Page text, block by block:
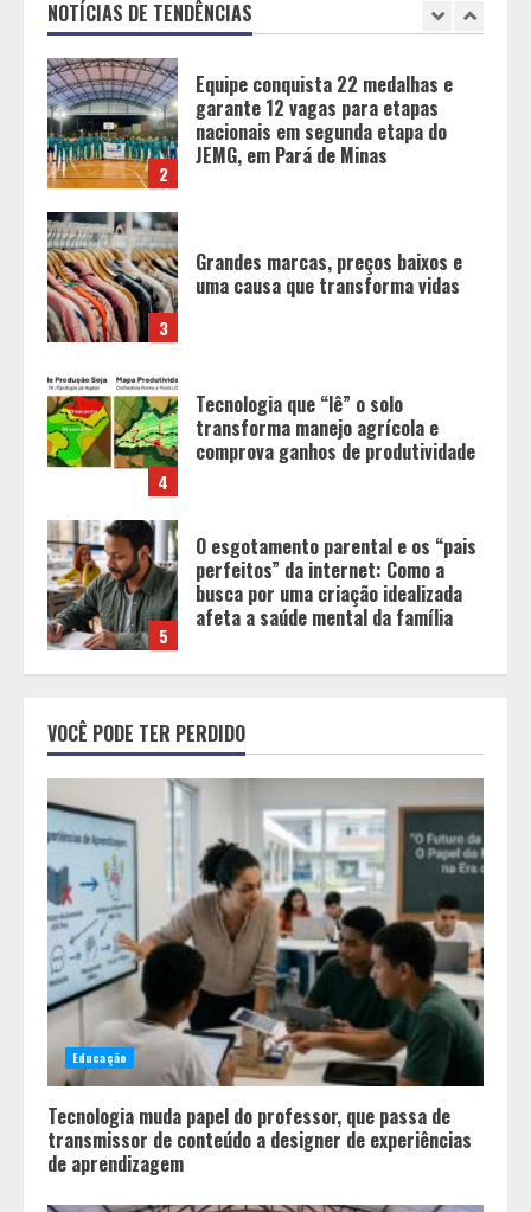
NOTÍCIAS DE TENDÊNCIAS
2
3
Grandes marcas, preços baixos e
uma causa que transforma vidas
4
Tecnologia que “lê” o solo
transforma manejo agrícola e
comprova ganhos de produtividade
5
O esgotamento parental e os “pais
perfeitos” da internet: Como a
busca por uma criação idealizada
afeta a saúde mental da família
1
Tecnologia muda papel do
professor, que passa de
transmissor de conteúdo a
designer de experiências de
aprendizagem
2
garante 12 vagas para etapas
nacionais em segunda etapa do
JEMG, em Pará de Minas
3
Grandes marcas, preços baixos e
uma causa que transforma vidas
Tecnologia que “lê” o solo
transforma manejo agrícola e
comprova ganhos de produtividade
VOCÊ PODE TER PERDIDO
Educação
Tecnologia muda papel do professor, que passa de
transmissor de conteúdo a designer de experiências
de aprendizagem